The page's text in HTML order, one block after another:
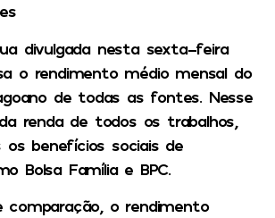
divulgada nesta sexta-feira
o rendimento médio mensal do
de todas as fontes. Nesse
renda de todos os trabalhos,
os benefícios sociais de
Bolsa Família e BPC.
comparação, o rendimento